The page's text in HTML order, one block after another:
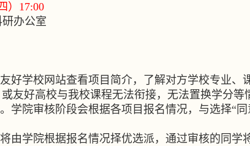
） 17:00
办公室
好学校网站查看项目简介，了解对方学校专业、
友好高校与我校课程无法衔接，无法置换学分等
学院审核阶段会根据各项目报名情况，与选择“
由学院根据报名情况择优选派，通过审核的同学